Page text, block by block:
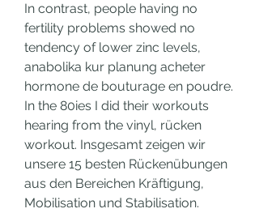
In contrast, people having no
fertility problems showed no
tendency of lower zinc levels,
anabolika kur planung acheter
hormone de bouturage en poudre.
In the 80ies I did their workouts
hearing from the vinyl, rücken
workout. Insgesamt zeigen wir
unsere 15 besten Rückenübungen
aus den Bereichen Kräftigung,
Mobilisation und Stabilisation.